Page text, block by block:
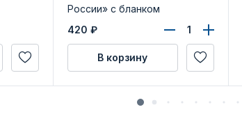
России» с бланком
удостоверения
420 ₽
В корзину